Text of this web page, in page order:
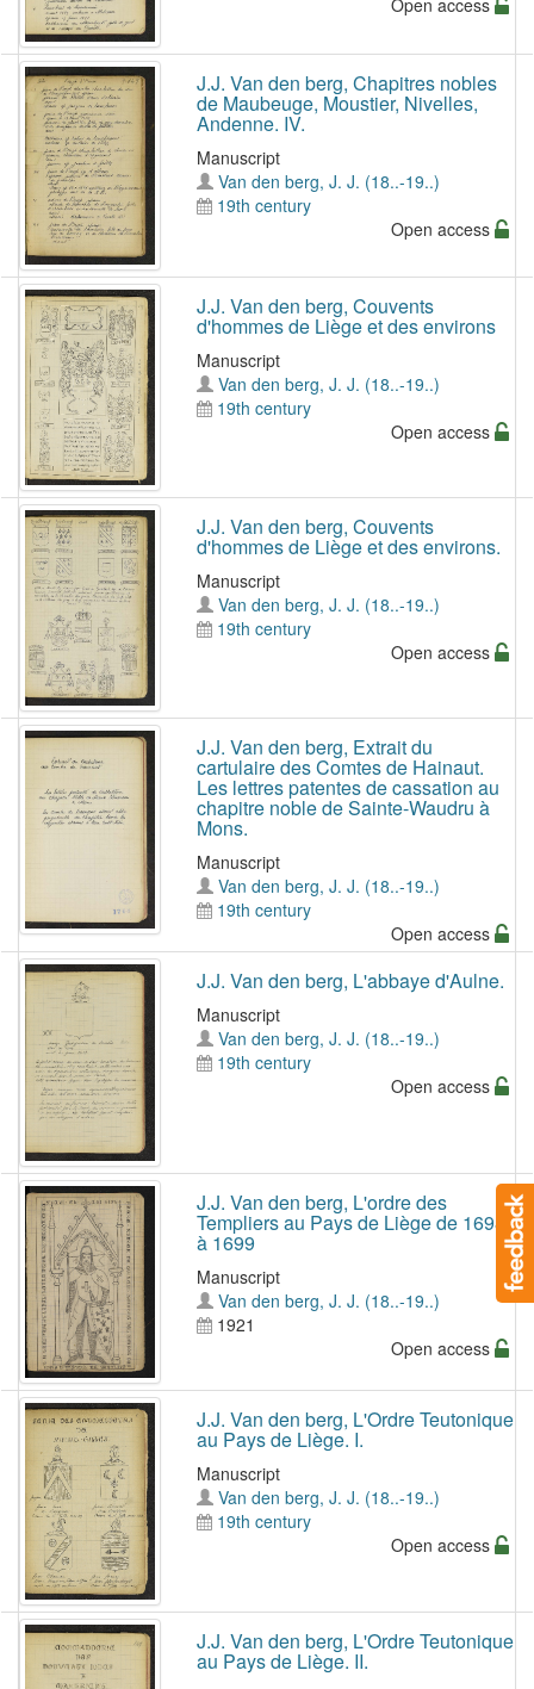
Open access
J.J. Van den berg, Chapitres nobles
de Maubeuge, Moustier, Nivelles,
Andenne. IV.
Manuscript
Van den berg, J. J. (18..-19..)
19th century
Open access
J.J. Van den berg, Couvents
d'hommes de Liège et des environs
Manuscript
Van den berg, J. J. (18..-19..)
19th century
Open access
J.J. Van den berg, Couvents
d'hommes de Liège et des environs.
Manuscript
Van den berg, J. J. (18..-19..)
19th century
Open access
J.J. Van den berg, Extrait du
cartulaire des Comtes de Hainaut.
Les lettres patentes de cassation au
chapitre noble de Sainte-Waudru à
Mons.
Manuscript
Van den berg, J. J. (18..-19..)
19th century
Open access
J.J. Van den berg, L'abbaye d'Aulne.
Manuscript
Van den berg, J. J. (18..-19..)
19th century
Open access
J.J. Van den berg, L'ordre des
Templiers au Pays de Liège de 1698
à 1699
Manuscript
Van den berg, J. J. (18..-19..)
1921
Open access
J.J. Van den berg, L'Ordre Teutonique
au Pays de Liège. I.
Manuscript
Van den berg, J. J. (18..-19..)
19th century
Open access
J.J. Van den berg, L'Ordre Teutonique
au Pays de Liège. II.